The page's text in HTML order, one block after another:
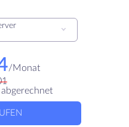
/Monat